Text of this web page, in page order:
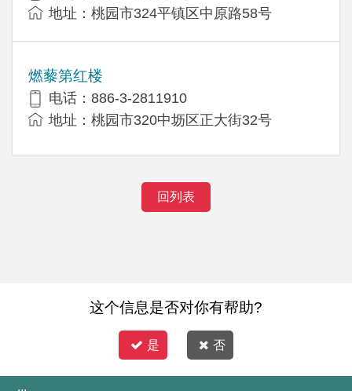
地址：桃园市324平镇区中原路58号
燃藜第红楼
电话：886-3-2811910
地址：桃园市320中坜区正大街32号
回列表
这个信息是否对你有帮助?
是 否